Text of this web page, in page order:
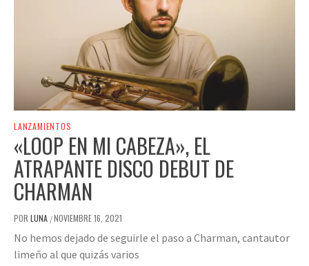
LANZAMIENTOS
«LOOP EN MI CABEZA», EL
ATRAPANTE DISCO DEBUT DE
CHARMAN
POR LUNA /NOVIEMBRE 16, 2021
No hemos dejado de seguirle el paso a Charman, cantautor
limeño al que quizás varios